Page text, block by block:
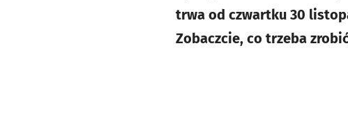
trwa od czwartku 30
Zobaczcie, co trzeba